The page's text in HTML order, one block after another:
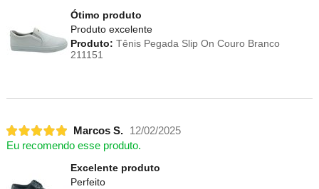
Ótimo produto
Produto excelente
Produto: Tênis Pegada Slip On Couro Branco
211151
Marcos S.
12/02/2025
Eu recomendo esse produto.
Excelente produto
Perfeito